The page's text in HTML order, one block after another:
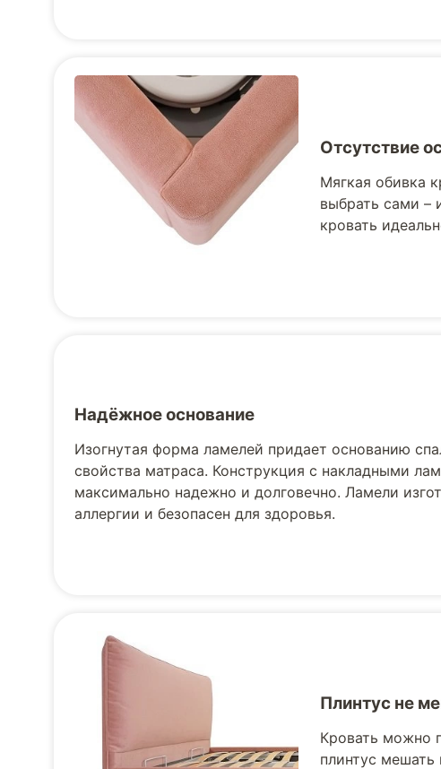
Отсутствие
Мягкая обивка
выбрать сами –
кровать
Надёжное основание
Изогнутая форма ламелей придает основанию
свойства матраса. Конструкция с накладными
максимально надежно и долговечно. Ламели
аллергии и безопасен для здоровья.
Плинтус не
Кровать можно
плинтус